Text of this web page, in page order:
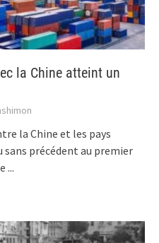
la Chine atteint un
la Chine et les pays
précédent au premier
...